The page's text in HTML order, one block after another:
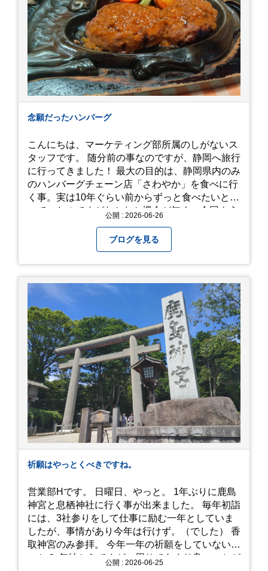
念願だったハンバーグ
こんにちは、マーケティング部所属のしがないス
タッフです。 随分前の事なのですが、静岡へ旅行
に行ってきました！ 最大の目的は、静岡県内のみ
のハンバーグチェーン店「さわやか」を食べに行
く事。実は10年ぐらい前からずっと食べたいと思
っていたのですがなかなか機会が無く、今回よう
って待機する事になったのですが、、10時頃にも
らった整理券で、お店に入れるのは12時過ぎ頃で
した。大人気とは聞いていましたがここまでと
は、、！！ 駅前ショッピングモール内の店舗だっ
たのでお買い物をしつつ待機して遂に入店。ハン
バーグはレアな焼き加減でとってもジューシーで
最高に美味しかったです！！目の前で店員さんが
カットしてくれるのもとっても良かったです。 こ
れは何個でも行けてしまう勢い、、！！！ 皆様も
静岡へ行く予定がありましたら是非とも召し上が
って見てください！予約は行っていないようなの
で、時と場合とタイミングと要相談で
す、、！！！
公開 : 2026-06-26
ブログを見る
祈願はやっとくべきですね。
営業部Hです。 日曜日、やっと。 1年ぶりに鹿島
神宮と息栖神社に行く事が出来ました。 毎年初詣
には、3社参りをして仕事に励む一年としていま
したが、事情があり今年は行けず。（でした） 香
取神宮のみ参拝。 今年一年の祈願をしていないせ
いか？ 年始からですが、周りであまり良いことが
公開 : 2026-06-25